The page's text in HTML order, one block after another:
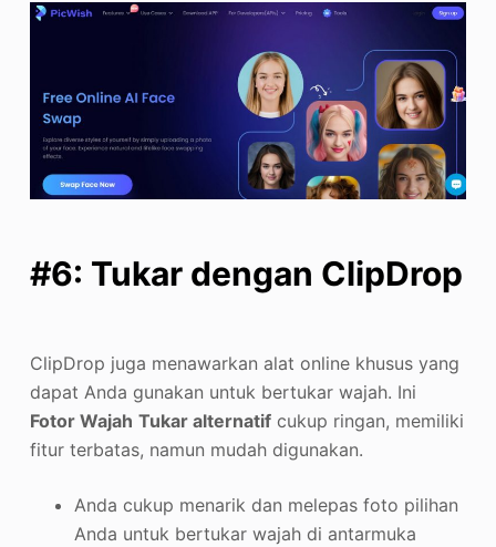
#6: Tukar dengan ClipDrop
ClipDrop juga menawarkan alat online khusus yang
dapat Anda gunakan untuk bertukar wajah. Ini
Fotor Wajah Tukar alternatifcukup ringan, memiliki
fitur terbatas, namun mudah digunakan.
Anda cukup menarik dan melepas foto pilihan
Anda untuk bertukar wajah di antarmuka